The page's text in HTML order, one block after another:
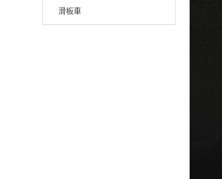
滑板車